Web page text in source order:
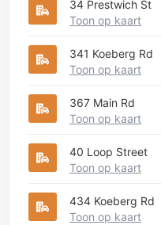
34 Prestwich St
Toon op kaart
341 Koeberg Rd
Toon op kaart
367 Main Rd
Toon op kaart
40 Loop Street
Toon op kaart
434 Koeberg Rd
Toon op kaart